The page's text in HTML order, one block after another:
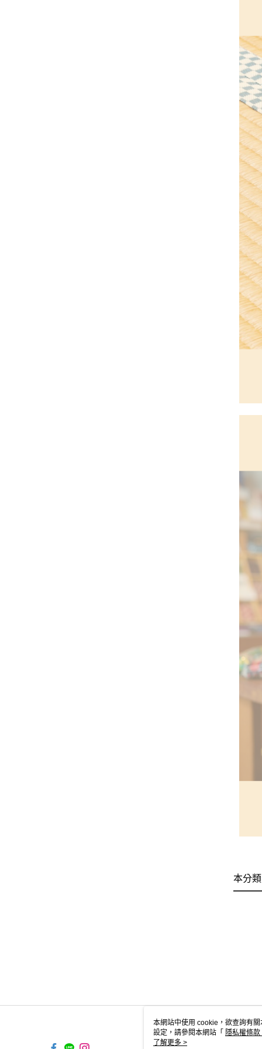
本分
本網站中使用 cookie，欲查詢有
設定，請參閱本網站「 隱私權條款
使用 cookie。
了解更多 >